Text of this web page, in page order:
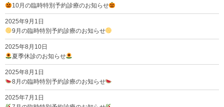
10月の臨時特別予約診療のお知らせ
2025年9月1日
9月の臨時特別予約診療のお知らせ
2025年8月10日
夏季休診のお知らせ
2025年8月1日
8月の臨時特別予約診療のお知らせ
2025年7月1日